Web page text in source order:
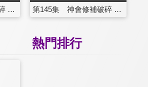
第144集 神會修補破碎 天天活出盼望 第145集 神會修補破碎 神能恢復一切
熱門排行